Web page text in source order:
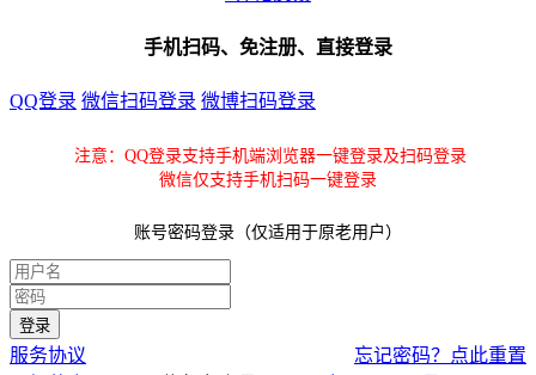
手机扫码、免注册、直接登录
QQ登录 微信扫码登录 微博扫码登录
注意：QQ登录支持手机端浏览器一键登录及扫码登录
微信仅支持手机扫码一键登录
账号密码登录（仅适用于原老用户）
服务协议
忘记密码？点此重置